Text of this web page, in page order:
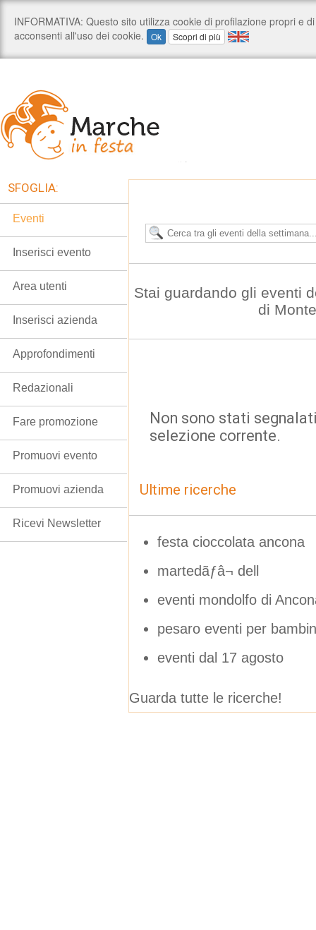
Stai guardando gli eventi
di
Non sono stati
selezione corrente.
Ultime ricerche
festa cioccolata ancona
martedãƒâ¬ dell
eventi mondolfo di
pesaro eventi per
eventi dal 17 agosto
Guarda tutte le ricerche!
SFOGLIA:
Eventi
Inserisci evento
Area utenti
Inserisci azienda
Approfondimenti
Redazionali
Fare promozione
Promuovi evento
Promuovi azienda
Ricevi Newsletter